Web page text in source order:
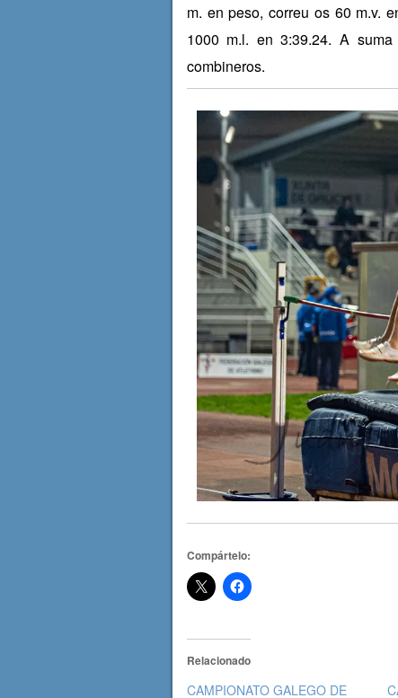
m. en peso, correu os 60 m.v.
1000 m.l. en 3:39.24. A
combineros.
Compártelo:
Relacionado
CAMPIONATO GALEGO DE